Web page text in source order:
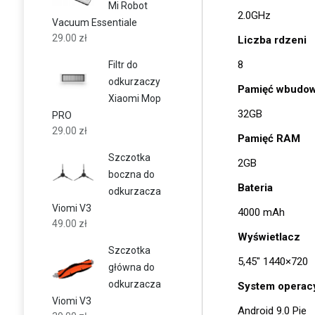
2.0GHz
Liczba rdzeni
8
Pamięć
32GB
Pamięć RAM
2GB
Bateria
4000 mAh
Wyświetlacz
5,45″ 1440×720
System
Android 9.0 Pie
Mi Robot
Vacuum Essentiale
29.00 zł
Filtr do
odkurzaczy
Xiaomi Mop
PRO
29.00 zł
Szczotka
boczna do
odkurzacza
Viomi V3
49.00 zł
Szczotka
główna do
odkurzacza
Viomi V3